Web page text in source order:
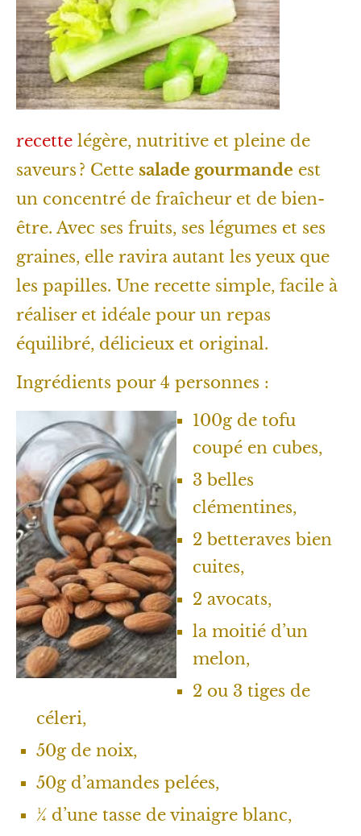
recette légère, nutritive et pleine de
saveurs ? Cette salade gourmande est
un concentré de fraîcheur et de bien-
être. Avec ses fruits, ses légumes et ses
graines, elle ravira autant les yeux que
les papilles. Une recette simple, facile à
réaliser et idéale pour un repas
équilibré, délicieux et original.
Ingrédients pour 4 personnes :
100g de tofu
coupé en cubes,
3 belles
clémentines,
2 betteraves bien
cuites,
2 avocats,
la moitié d’un
melon,
2 ou 3 tiges de
céleri,
50g de noix,
50g d’amandes pelées,
¼ d’une tasse de vinaigre blanc,